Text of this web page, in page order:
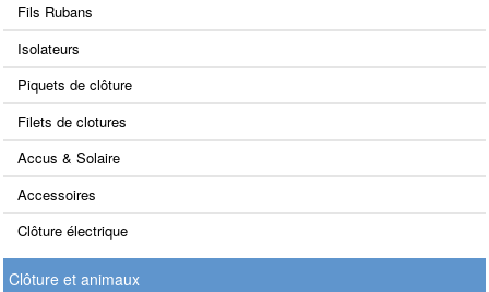
Fils Rubans
Isolateurs
Piquets de clôture
Filets de clotures
Accus & Solaire
Accessoires
Clôture électrique
Clôture et animaux